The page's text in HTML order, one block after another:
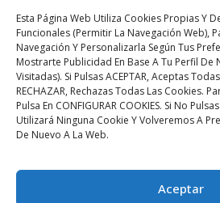
Esta Página Web Utiliza Cookies Propias Y
Funcionales (permitir La Navegación Web),
Navegación Y Personalizarla Según Tus
Mostrarte Publicidad En Base A Tu Perfil De
Visitadas). Si Pulsas ACEPTAR, Aceptas
RECHAZAR, Rechazas Todas Las Cookies.
Pulsa En CONFIGURAR COOKIES. Si No
Utilizará Ninguna Cookie Y Volveremos A
De Nuevo A La Web.
Aceptar
lo
que
hacemos
y
vendemos.
Aviso legal |
Condiciones